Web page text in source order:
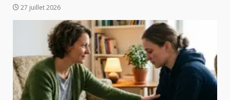
27 juillet 2026